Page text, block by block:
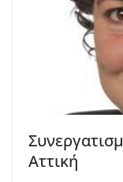
Αττική